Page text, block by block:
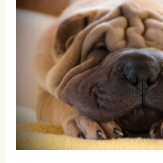
寄付活動